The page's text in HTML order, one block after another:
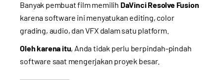
Banyak pembuat film memilih DaVinci Resolve Fusion
karena software ini menyatukan editing, color
grading, audio, dan VFX dalam satu platform.
Oleh karena itu, Anda tidak perlu berpindah-pindah
software saat mengerjakan proyek besar.